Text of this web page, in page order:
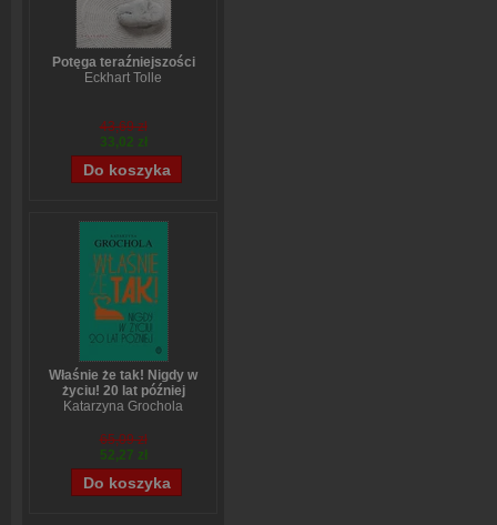
Potęga teraźniejszości
Eckhart Tolle
43,69 zł
33,02 zł
Właśnie że tak! Nigdy w
życiu! 20 lat później
Katarzyna Grochola
65,09 zł
52,27 zł